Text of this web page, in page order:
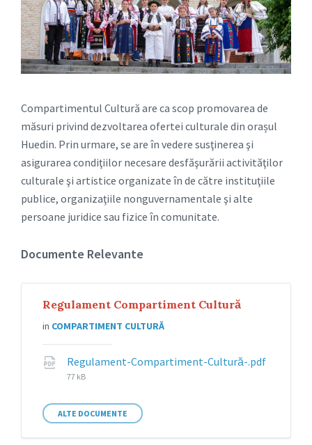
Compartimentul Cultură are ca scop promovarea de
măsuri privind dezvoltarea ofertei culturale din orașul
Huedin. Prin urmare, se are în vedere susţinerea şi
asigurarea condiţiilor necesare desfăşurării activităţilor
culturale şi artistice organizate în de către instituţiile
publice, organizaţiile nonguvernamentale şi alte
persoane juridice sau fizice în comunitate.
Documente Relevante
Regulament Compartiment Cultură
in COMPARTIMENT CULTURĂ
Regulament-Compartiment-Cultură-.pdf
File
77 kB
ALTE DOCUMENTE